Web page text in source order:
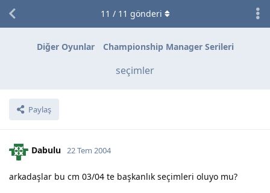
Diğer Oyunlar Championship Manager Serileri
seçimler
Paylaş
11 / 11 gönderi
Dabulu 22 Tem 2004
arkadaşlar bu cm 03/04 te başkanlık seçimleri oluyo mu?